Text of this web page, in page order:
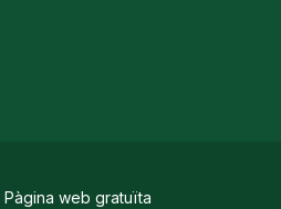
Pàgina web gratuïta